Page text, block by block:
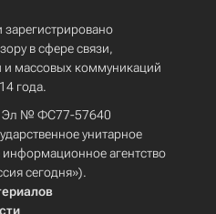
в сфере связи,
массовых коммуникаций
года.
Эл № ФС77-57640
унитарное
агентство
сегодня»).